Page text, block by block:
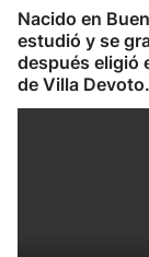
Nacido en
estudió y se
después eligió
de Villa Devoto.